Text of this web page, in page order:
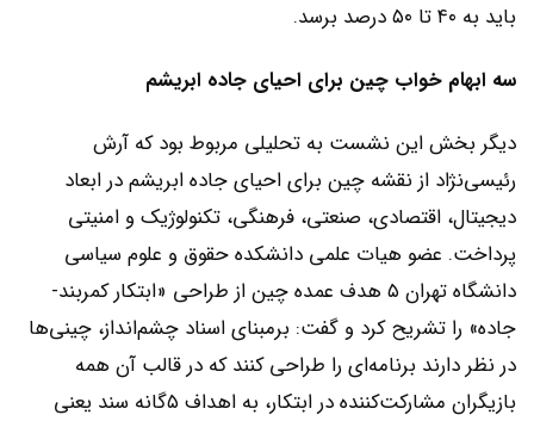
باید به ۴۰ تا ۵۰ درصد برسد.
سه ابهام خواب چین برای احیای جاده ابریشم
دیگر بخش این نشست به تحلیلی مربوط بود که آرش
رئیسی‌نژاد از نقشه چین برای احیای جاده ابریشم در ابعاد
دیجیتال، اقتصادی، صنعتی، فرهنگی، تکنولوژیک و امنیتی
پرداخت. عضو هیات علمی دانشکده حقوق و علوم سیاسی
دانشگاه تهران ۵ هدف عمده چین از طراحی «ابتکار کمربند-
جاده» را تشریح کرد و گفت: برمبنای اسناد چشم‌انداز، چینی‌‌‌ها
در نظر دارند برنامه‌‌‌ای را طراحی کنند که در قالب آن همه
بازیگران مشارکت‌کننده در ابتکار، به اهداف ۵گانه سند یعنی